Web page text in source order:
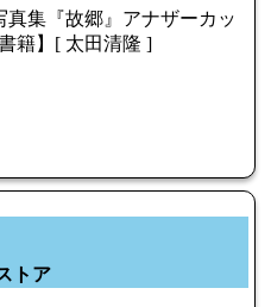
真集『故郷』アナザーカッ
籍】[ 太田清隆 ]
トア